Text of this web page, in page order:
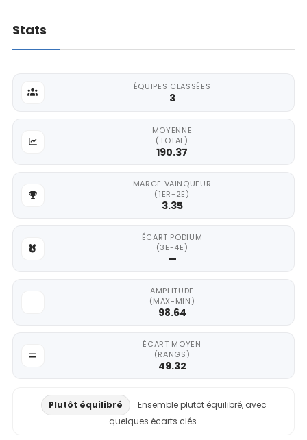
Stats
ÉQUIPES CLASSÉES
3
MOYENNE
(TOTAL)
190.37
MARGE VAINQUEUR
(1ER-2E)
3.35
ÉCART PODIUM
(3E-4E)
—
AMPLITUDE
(MAX-MIN)
98.64
ÉCART MOYEN
(RANGS)
49.32
Plutôt équilibré
Ensemble plutôt équilibré, avec
quelques écarts clés.